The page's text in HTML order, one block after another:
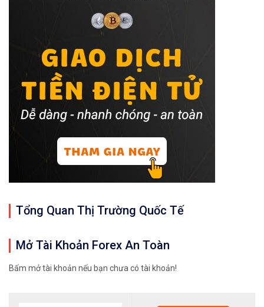
Tổng Quan Thị Trường Quốc Tế
Mở Tài Khoản Forex An Toàn
Bấm mở tài khoản nếu bạn chưa có tài khoản!